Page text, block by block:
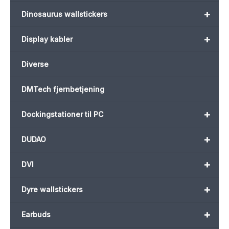
+
Dinosaurus wallstickers
+
Display kabler
Diverse
DMTech fjernbetjening
+
Dockingstationer til PC
+
DUDAO
+
DVI
+
Dyre wallstickers
+
Earbuds